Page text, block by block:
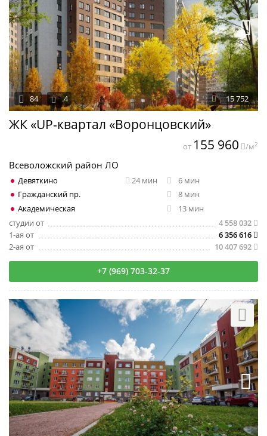
ЖК «UP-квартал «Воронцовский»
15 752
84 4
Всеволожский район ЛО
Девяткино 24 мин
6 мин
Гражданский пр.
8 мин
Академическая
13 мин
студии от
4 558 032
1-ая от
6 356 616
2-ая от
10 407 692
от 155 960 /м2
+7 (969) 703-32-37